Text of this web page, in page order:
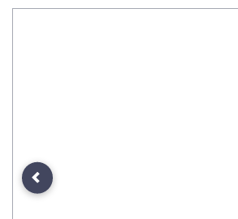
Previous